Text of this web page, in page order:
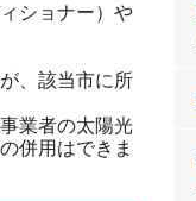
ショナー）や
、該当市に所
業者の太陽光
併用はできま